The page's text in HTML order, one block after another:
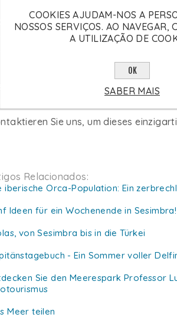
ob du ein Geschichtsfan bist, dich
schätzt, diese Bootstour mit
Gruppe. Komm und erkunde
Traditionen einwickeln. An Bord
das über eine einfache Tour
Audioguides an Bord sind auf
Sie uns, um dieses
Relacionados:
iberische Orca-Population: Ein
Ideen für ein Wochenende in Sesimbra!
von Sesimbra bis in die Türkei
- Ein Sommer voller
Sie den Meerespark Professor
Meer teilen
COOKIES AJUDAM-NOS A
NOSSOS SERVIÇOS. AO NAVEGAR,
A UTILIZAÇÃO DE
OK
SABER MAIS